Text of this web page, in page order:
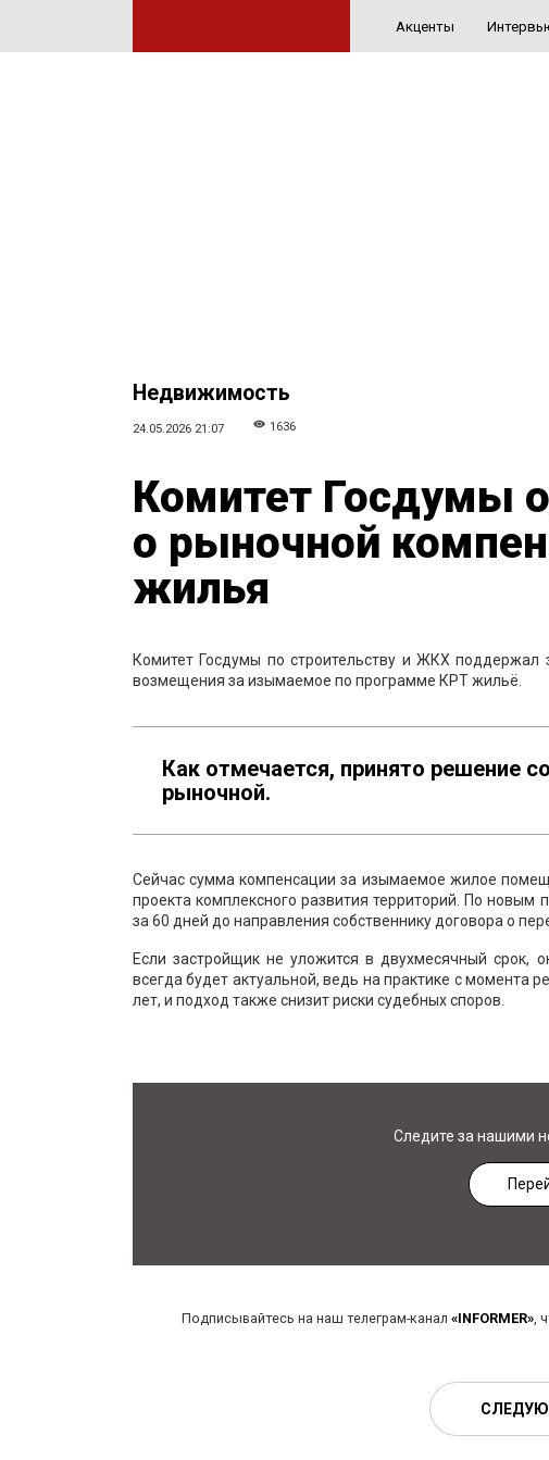
Акценты
Недвижимость
24.05.2026 21:07 1636
Комитет Госдумы
о рыночной
жилья
Комитет Госдумы по строительству и ЖКХ поддержал
возмещения за изымаемое по программе КРТ жильё.
Как отмечается, принято решение
рыночной.
Сейчас сумма компенсации за изымаемое жилое
проекта комплексного развития территорий. По
за 60 дней до направления собственнику договора о
Если застройщик не уложится в двухмесячный срок,
всегда будет актуальной, ведь на практике с
лет, и подход также снизит риски судебных споров.
Следите за нашими
Подписывайтесь на наш телеграм-канал «INFORMER»,